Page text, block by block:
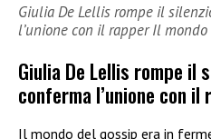
Giulia De Lellis rompe il
l’unione con il rapper Il
Giulia De Lellis rompe il
conferma l’unione con il
Il mondo del gossip era in